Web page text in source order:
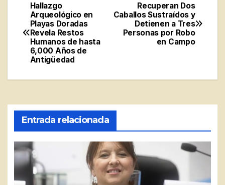
Navegación
de
entradas
Recuperan Dos
Caballos Sustraídos y
Detienen a Tres
Personas por Robo
en Campo
Hallazgo
Arqueológico en
Playas Doradas
Revela Restos
Humanos de hasta
6,000 Años de
Antigüedad
Entrada relacionada